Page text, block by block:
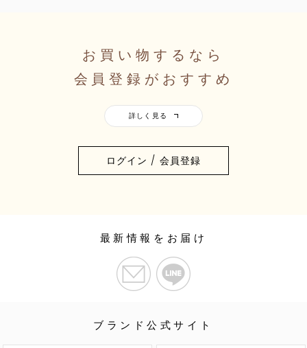
お買い物するなら
会員登録がおすすめ
ログイン / 会員登録
ブランド公式サイト
最新情報をお届け